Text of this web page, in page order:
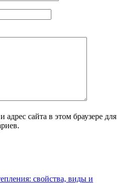
сайта в этом браузере для
свойства, виды и